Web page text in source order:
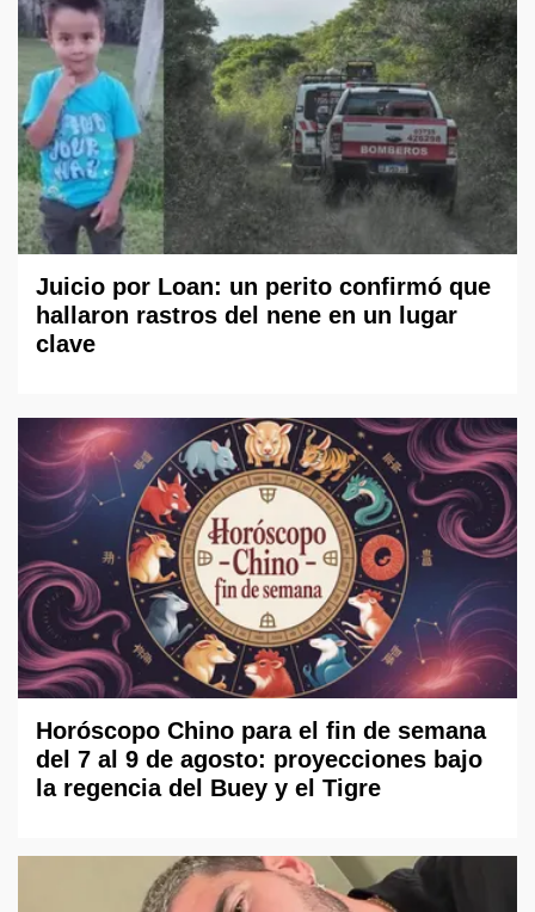
Juicio por Loan: un perito confirmó que
hallaron rastros del nene en un lugar
clave
Horóscopo Chino para el fin de semana
del 7 al 9 de agosto: proyecciones bajo
la regencia del Buey y el Tigre